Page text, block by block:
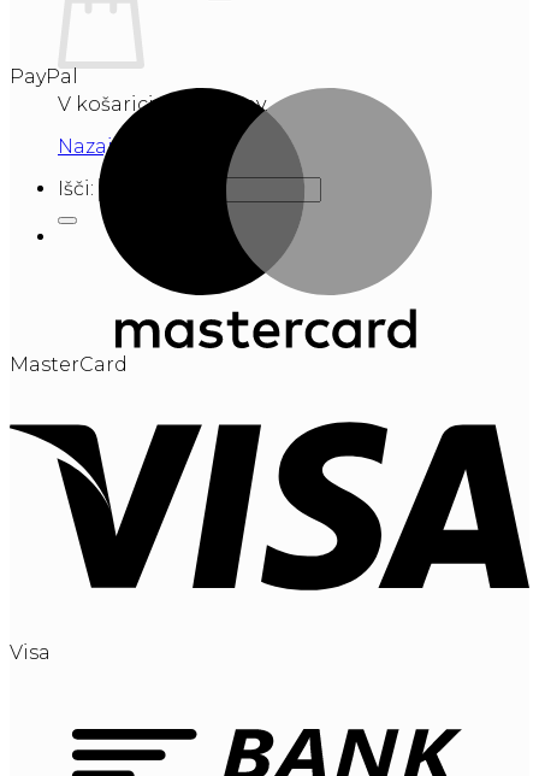
V košarici ni izdelkov.
Nazaj v trgovino
Išči:
PayPal
MasterCard
Visa